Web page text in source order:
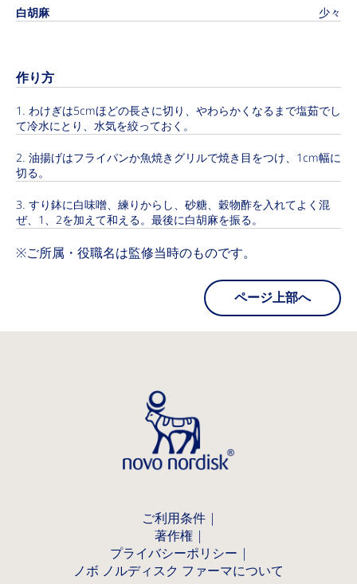
白胡麻
少々
作り方
わけぎは5cmほどの長さに切り、やわらかくなるまで塩茹でし
て冷水にとり、水気を絞っておく。
油揚げはフライパンか魚焼きグリルで焼き目をつけ、1cm幅に
切る。
すり鉢に白味噌、練りからし、砂糖、穀物酢を入れてよく混
ぜ、1、2を加えて和える。最後に白胡麻を振る。
※ご所属・役職名は監修当時のものです。
ページ上部へ
ご利用条件
著作権
プライバシーポリシー
ノボ ノルディスク ファーマについて